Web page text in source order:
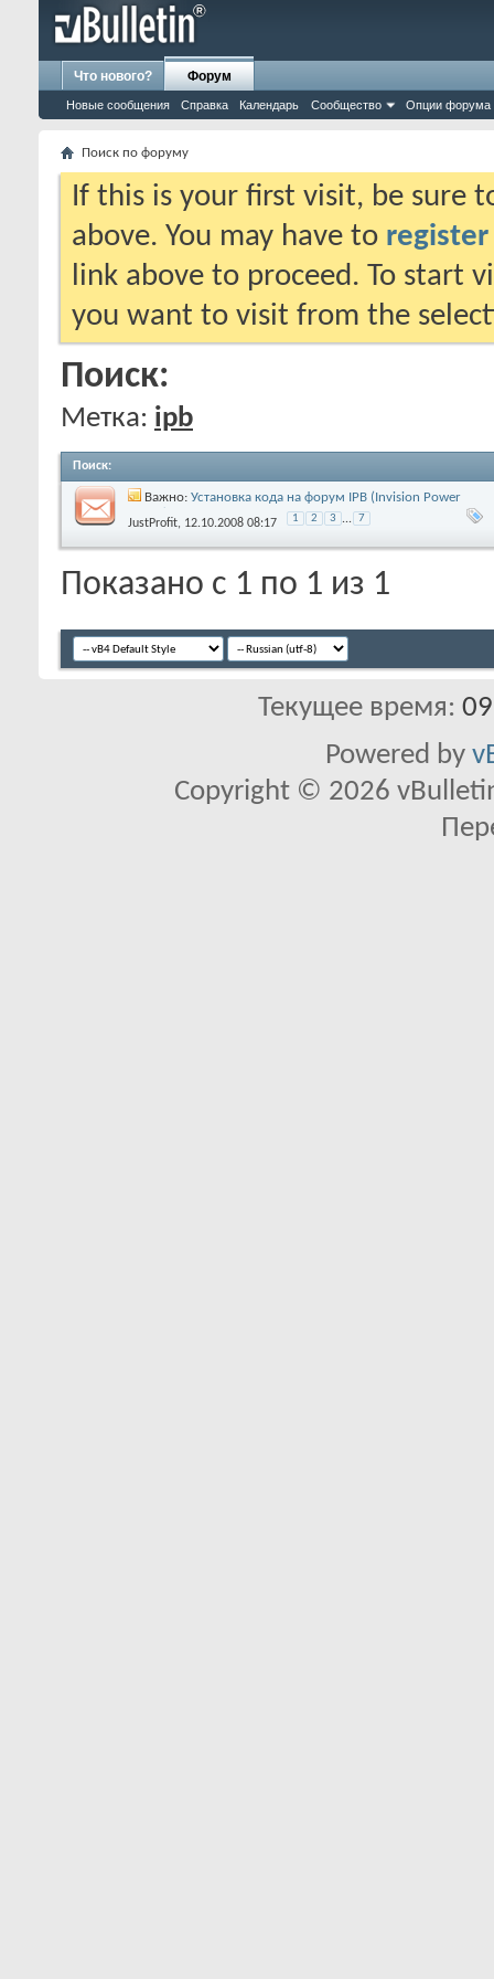
Что нового? Форум
Новые сообщения Справка Календарь Сообщество Опции форума
Поиск по форуму
If this is your first visit, be sure
above. You may have to register
link above to proceed. To start
you want to visit from the
Поиск:
Метка: ipb
Поиск:
Важно: Установка кода на форум IPB (Invision Power
JustProfit, 12.10.2008 08:17 1 2 3 ... 7
Показано с 1 по 1 из 1
Текущее время:
Powered by
Copyright © 2026